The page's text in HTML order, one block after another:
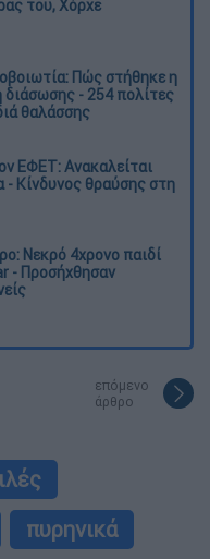
του, Χόρχε
Πώς στήθηκε η
διάσωσης - 254 πολίτες
θαλάσσης
ΕΦΕΤ: Ανακαλείται
Κίνδυνος θραύσης στη
Νεκρό 4χρονο παιδί
- Προσήχθησαν
επόμενο
άρθρο
πυρηνικά